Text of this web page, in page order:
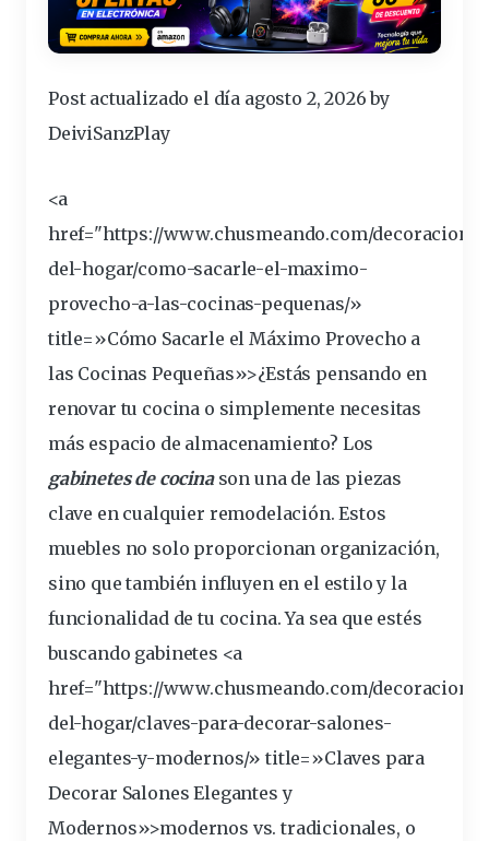
Post actualizado el día agosto 2, 2026 by
DeiviSanzPlay
<a
href="https://www.chusmeando.com/decoracion-
del-hogar/como-sacarle-el-maximo-
provecho-a-las-cocinas-pequenas/»
title=»Cómo Sacarle el Máximo Provecho a
las Cocinas Pequeñas»>¿Estás pensando en
renovar tu cocina o simplemente necesitas
más espacio de almacenamiento? Los
gabinetesde cocinason una de las piezas
clave en cualquier remodelación. Estos
muebles no solo proporcionan organización,
sino que también influyen en el estiloy la
funcionalidadde tu cocina. Ya sea que estés
buscando gabinetes <a
href="https://www.chusmeando.com/decoracion-
del-hogar/claves-para-decorar-salones-
elegantes-y-modernos/» title=»Claves para
Decorar Salones Elegantes y
Modernos»>modernos vs. tradicionales, o